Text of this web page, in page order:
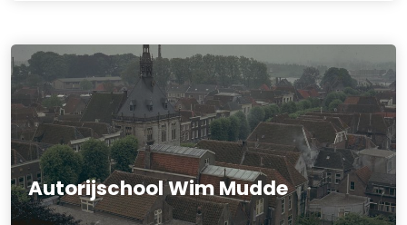
Autorijschool Wim Mudde